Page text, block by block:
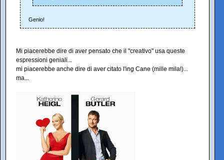
Genio!
Mi piacerebbe dire di aver pensato che il "creativo" usa queste
espressioni geniali...
mi piacerebbe anche dire di aver citato l'ing Cane (mille mila!)...
ma...